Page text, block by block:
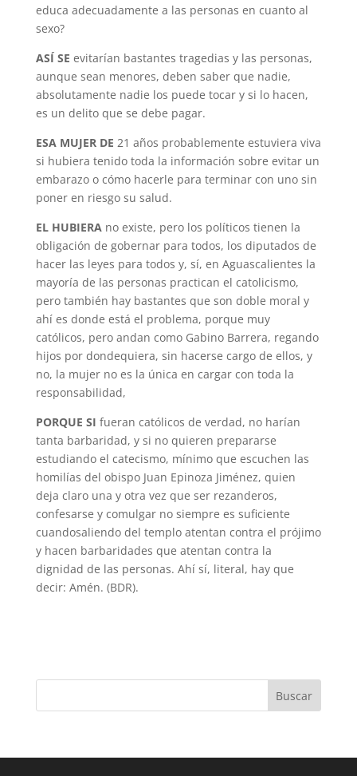
educa adecuadamente a las personas en cuanto al
sexo?
ASÍ SE evitarían bastantes tragedias y las personas,
aunque sean menores, deben saber que nadie,
absolutamente nadie los puede tocar y si lo hacen,
es un delito que se debe pagar.
ESA MUJER DE 21 años probablemente estuviera viva
si hubiera tenido toda la información sobre evitar un
embarazo o cómo hacerle para terminar con uno sin
poner en riesgo su salud.
EL HUBIERA no existe, pero los políticos tienen la
obligación de gobernar para todos, los diputados de
hacer las leyes para todos y, sí, en Aguascalientes la
mayoría de las personas practican el catolicismo,
pero también hay bastantes que son doble moral y
ahí es donde está el problema, porque muy
católicos, pero andan como Gabino Barrera, regando
hijos por dondequiera, sin hacerse cargo de ellos, y
no, la mujer no es la única en cargar con toda la
responsabilidad,
PORQUE SI fueran católicos de verdad, no harían
tanta barbaridad, y si no quieren prepararse
estudiando el catecismo, mínimo que escuchen las
homilías del obispo Juan Epinoza Jiménez, quien
deja claro una y otra vez que ser rezanderos,
confesarse y comulgar no siempre es suficiente
cuandosaliendo del templo atentan contra el prójimo
y hacen barbaridades que atentan contra la
dignidad de las personas. Ahí sí, literal, hay que
decir: Amén. (BDR).
Buscar